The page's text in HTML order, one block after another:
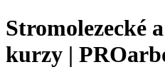
Stromolezecké
kurzy |